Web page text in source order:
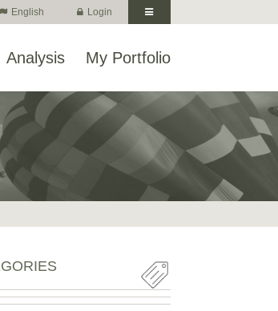
English Login
Analysis My Portfolio